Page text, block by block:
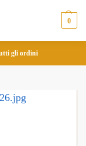
0
gli ordini